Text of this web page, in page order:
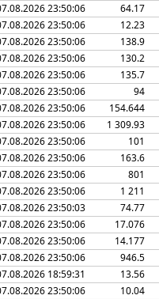
23:50:06
64.17
23:50:06
12.23
23:50:06
138.9
23:50:06
130.2
23:50:06
135.7
23:50:06
94
23:50:06
154.644
23:50:06
1 309.93
23:50:06
101
23:50:06
163.6
23:50:06
801
23:50:06
1 211
23:50:03
74.77
23:50:06
17.076
23:50:06
14.177
23:50:06
946.5
18:59:31
13.56
23:50:06
10.04